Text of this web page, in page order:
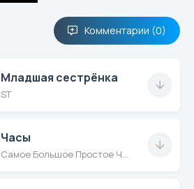
Здравствуй, город
далекий,
Здравствуй, детство
но навсегда
Комментарии (0)
Младшая сестрёнка
ST
Часы
Самое Большое Простое Число